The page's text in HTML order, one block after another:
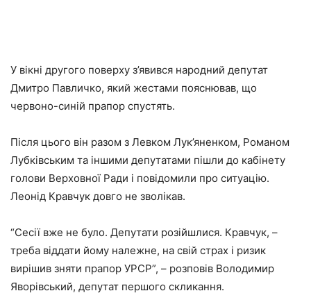
У вікні другого поверху з’явився народний депутат
Дмитро Павличко, який жестами пояснював, що
червоно-синій прапор спустять.
Після цього він разом з Левком Лук’яненком, Романом
Лубківським та іншими депутатами пішли до кабінету
голови Верховної Ради і повідомили про ситуацію.
Леонід Кравчук довго не зволікав.
“Сесії вже не було. Депутати розійшлися. Кравчук, –
треба віддати йому належне, на свій страх і ризик
вирішив зняти прапор УРСР”, – розповів Володимир
Яворівський, депутат першого скликання.